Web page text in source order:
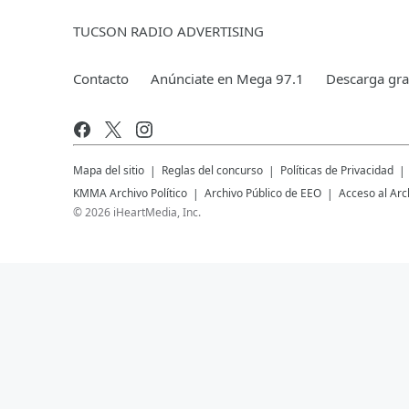
TUCSON RADIO ADVERTISING
Contacto Anúnciate en Mega 97.1 Descarga
Mapa del sitio Reglas del concurso
Políticas de Privacidad
KMMAArchivo Político Archivo Público de EEO
Acceso al
©2026 iHeartMedia, Inc.